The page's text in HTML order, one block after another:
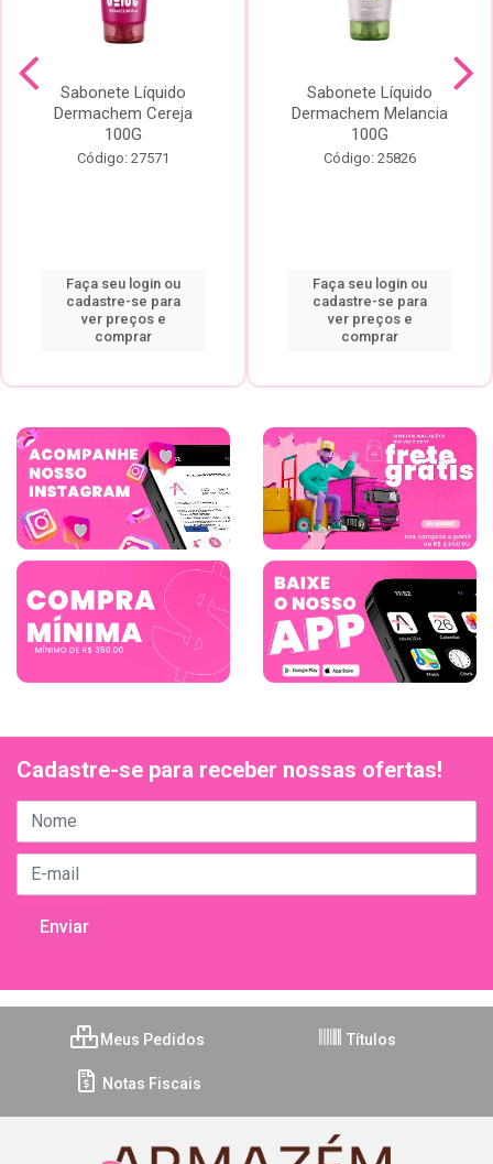
Sabonete Líquido
Dermachem Cereja
100G
Código: 27571
Faça seu login ou
cadastre-se para
ver preços e
comprar
Sabonete Líquido
Dermachem Melancia
100G
Código: 25826
Faça seu login ou
cadastre-se para
ver preços e
comprar
Cadastre-se para receber nossas ofertas!
Meus Pedidos Títulos
Notas Fiscais